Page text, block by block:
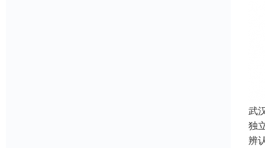
武
独
辨